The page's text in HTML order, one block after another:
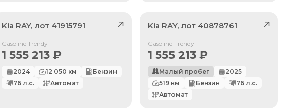
Kia RAY, лот 41915791
Продан
Gasoline Trendy
1 555 213₽
2024 12 050 км
Бензин
76л.с. Автомат
Kia RAY, лот 40878761
Продан
Gasoline Trendy
1 555 213₽
Малый пробег
2025
519км Бензин 76л.с.
Автомат